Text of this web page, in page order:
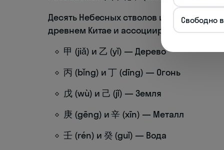
Десять Небесных стволов изначально
древнем Китае и ассоциировались с
甲 (jiǎ) и 乙 (yǐ) — Дерево
丙 (bǐng) и 丁 (dīng) — Огонь
戊 (wù) и 己 (jǐ) — Земля
庚 (gēng) и 辛 (xīn) — Металл
壬 (rén) и 癸 (guǐ) — Вода
Свободно